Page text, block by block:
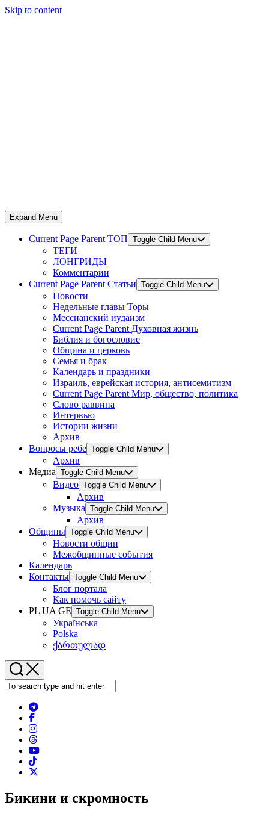
Skip to content
Expand Menu
Current Page Parent ТОП Toggle Child Menu
ТЕГИ
ЛОНГРИДЫ
Комментарии
Current Page Parent Статьи Toggle Child Menu
Новости
Недельные главы Торы
Мессианский иудаизм
Current Page Parent Духовная жизнь
Библия и богословие
Община и церковь
Семья и брак
Календарь и праздники
Израиль, еврейская история, антисемитизм
Current Page Parent Мир, общество, политика
Слово раввина
Интервью
Истории жизни
Архив
Вопросы ребе Toggle Child Menu
Архив
Медиа Toggle Child Menu
Видео Toggle Child Menu
Архив
Музыка Toggle Child Menu
Архив
Общины Toggle Child Menu
Новости общин
Межобщинные события
Календарь
Контакты Toggle Child Menu
Блог портала
Как помочь сайту
PL UA GE Toggle Child Menu
Українська
Polska
ქართულად
Бикини и скромность